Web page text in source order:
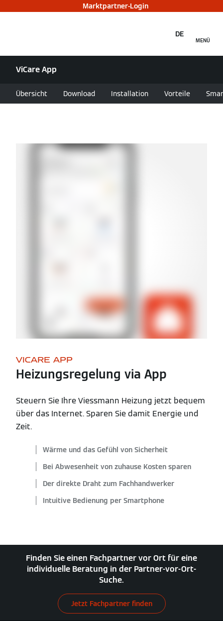
Marktpartner-Login
MENÜ
DE
ViCare App
Übersicht Download Installation Vorteile
VICARE APP
Heizungsregelung via App
Steuern Sie Ihre Viessmann Heizung jetzt bequem
über das Internet. Sparen Sie damit Energie und
Zeit.
Wärme und das Gefühl von Sicherheit
Bei Abwesenheit von zuhause Kosten sparen
Der direkte Draht zum Fachhandwerker
Intuitive Bedienung per Smartphone
Finden Sie einen Fachpartner vor Ort für eine
individuelle Beratung in der Partner-vor-Ort-
Suche.
Jetzt Fachpartner finden